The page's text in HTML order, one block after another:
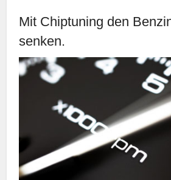
Mit Chiptuning den
senken.